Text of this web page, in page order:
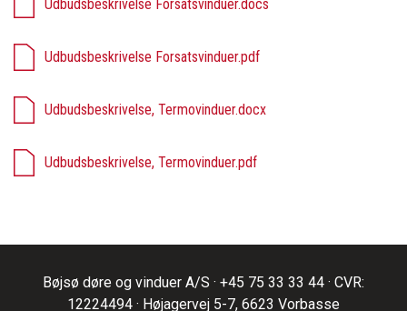
Udbudsbeskrivelse Forsatsvinduer.docs
Udbudsbeskrivelse Forsatsvinduer.pdf
Udbudsbeskrivelse, Termovinduer.docx
Udbudsbeskrivelse, Termovinduer.pdf
Bøjsø døre og vinduer A/S · +45 75 33 33 44· CVR:
12224494 · Højagervej 5-7, 6623 Vorbasse